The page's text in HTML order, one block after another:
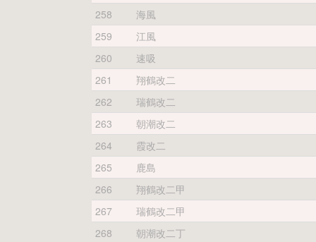
258
海風
259
江風
260
速吸
261
翔鶴改二
262
瑞鶴改二
263
朝潮改二
264
霞改二
265
鹿島
266
翔鶴改二甲
267
瑞鶴改二甲
268
朝潮改二丁